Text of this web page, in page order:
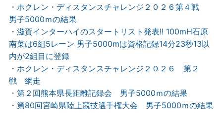
・ホクレン・ディスタンスチャレンジ２０２６第４戦
男子5000ｍの結果
・滋賀インターハイのスタートリスト発表!! 100mH石原
南菜は6組5レーン 男子5000mは資格記録14分23秒13以
内が2組目に登録
・ホクレン・ディスタンスチャレンジ２０２６ 第２
戦 網走
・第２回熊本県長距離記録会 男子5000ｍの結果
・第80回宮崎県陸上競技選手権大会 男子5000ｍの結果